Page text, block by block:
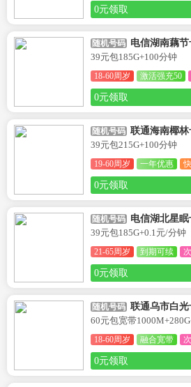
0元领取
随机号码 电信湖南藕
39元包185G+100分钟
18-60周岁 激活强充50
0元领取
随机号码 联通海南椰
39元包215G+100分钟
19-60周岁 一年优惠
0元领取
随机号码 电信湖北星
39元包185G+0.1元/分钟
21-65周岁 到期可续
0元领取
随机号码 联通乌市白
60元包宽带
18-60周岁 融合宽带
0元领取